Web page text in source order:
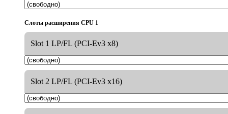
Слоты расширения CPU 1
Slot 1 LP/FL (PCI-Ev3 x8)
Slot 2 LP/FL (PCI-Ev3 x16)